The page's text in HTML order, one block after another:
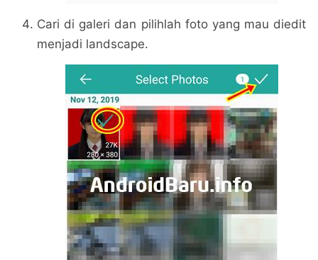
Cari di galeri dan pilihlah foto yang mau diedit
menjadi landscape.